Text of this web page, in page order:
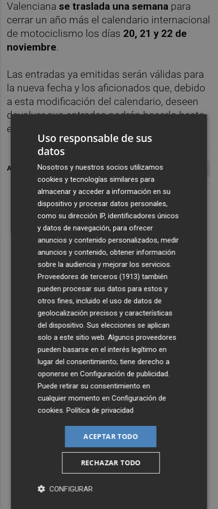
Valencianase traslada una semana para
cerrar un año más el calendario internacional
de motociclismo los días 20, 21 y 22 de
noviembre.
Las entradas ya emitidas serán válidas para
la nueva fecha y los aficionados que, debido
a esta modificación del calendario, deseen
devolver sus entradas podrán hacerlo hasta
el 15 de abril.
ARCHIVADO EN COMUNITAT VALENCIANA MOTOCICLISMO
Uso responsable de sus
datos
Nosotros y nuestros socios utilizamos
cookies y tecnologías similares para
almacenar y acceder a información en su
dispositivo y procesar datos personales,
como su dirección IP, identificadores únicos
y datos de navegación, para ofrecer
anuncios y contenido personalizados, medir
anuncios y contenido, obtener información
sobre la audiencia y mejorar los servicios.
Proveedores de terceros (1913) también
pueden procesar sus datos para estos y
otros fines, incluido el uso de datos de
geolocalización precisos y características
del dispositivo. Sus elecciones se aplican
solo a este sitio web. Algunos proveedores
pueden basarse en el interés legítimo en
lugar del consentimiento; tiene derecho a
oponerse enConfiguración de publicidad
Puede retirar su consentimiento en
cualquier momento enConfiguración de
cookies .Política de privacidad
ACEPTAR TODO
RECHAZAR TODO
CONFIGURAR